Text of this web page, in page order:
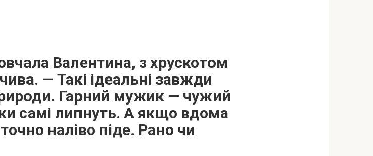
Валентина, з хрускотом
— Такі ідеальні завжди
Гарний мужик — чужий
самі липнуть. А якщо вдома
наліво піде. Рано чи